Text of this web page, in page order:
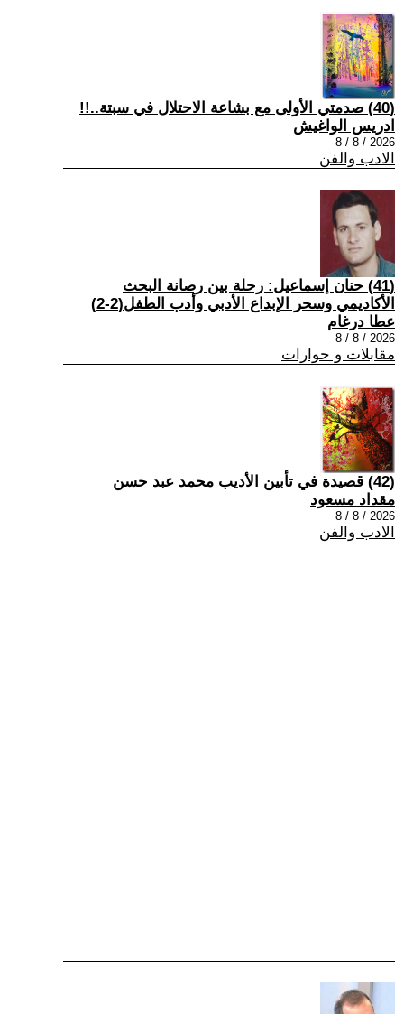
(40) صدمتي الأولى مع بشاعة الاحتلال في سبتة..!!
ادريس الواغيش
2026 / 8 / 8
الادب والفن
(41) حنان إسماعيل: رحلة بين رصانة البحث
الأكاديمي وسحر الإبداع الأدبي وأدب الطفل(2-2)
عطا درغام
2026 / 8 / 8
مقابلات و حوارات
(42) قصيدة في تأبين الأديب محمد عبد حسن
مقداد مسعود
2026 / 8 / 8
الادب والفن